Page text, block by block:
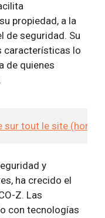
propiedad, a la
de seguridad. Su
características lo
de quienes
sur tout le site (hors
y
ha crecido el
Z. Las
con tecnologías